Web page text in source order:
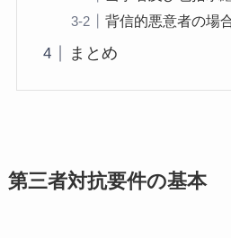
背信的悪意者の場
まとめ
第三者対抗要件の基本